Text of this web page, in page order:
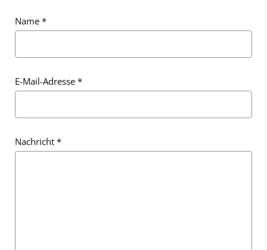
Name *
E-Mail-Adresse *
Nachricht *